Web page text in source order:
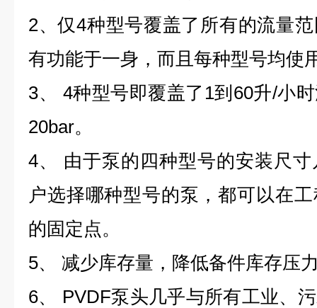
2、仅4种型号覆盖了所有的流量
有功能于一身，而且每种型号均使
3、 4种型号即覆盖了1到60升/小
20bar。
4、 由于泵的四种型号的安装尺
户选择哪种型号的泵，都可以在
的固定点。
5、 减少库存量，降低备件库存压
6、 PVDF泵头几乎与所有工业、